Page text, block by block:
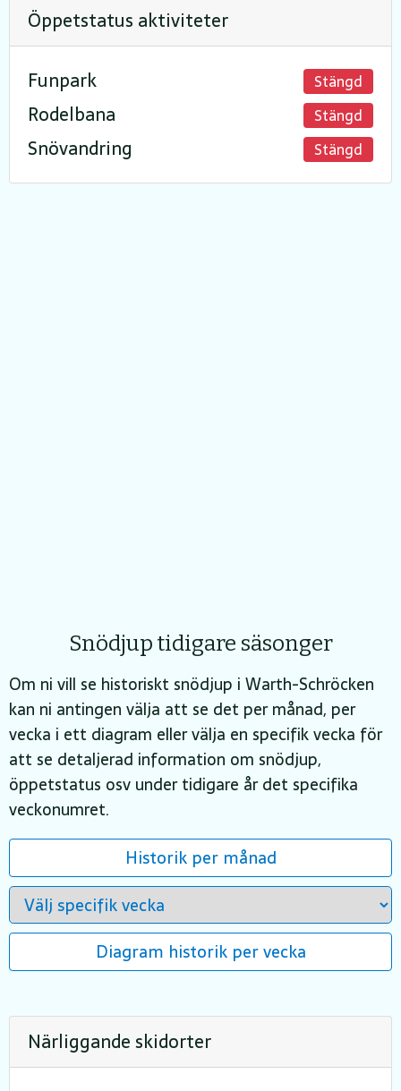
Öppetstatus aktiviteter
Funpark Stängd
Rodelbana Stängd
Snövandring Stängd
Snödjup tidigare säsonger
Om ni vill se historiskt snödjup i Warth-Schröcken
kan ni antingen välja att se det per månad, per
vecka i ett diagram eller välja en specifik vecka för
att se detaljerad information om snödjup,
öppetstatus osv under tidigare år det specifika
veckonumret.
Historik per månad
Diagram historik per vecka
Närliggande skidorter